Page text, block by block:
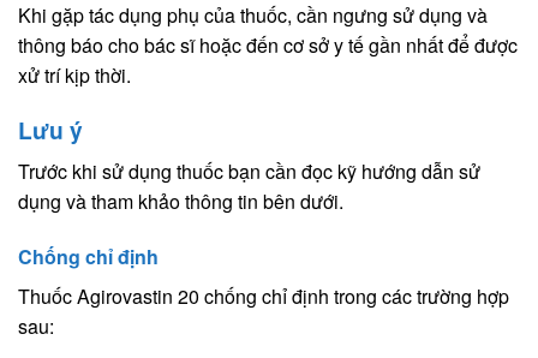
Khi gặp tác dụng phụ của thuốc, cần ngưng sử dụng và
thông báo cho bác sĩ hoặc đến cơ sở y tế gần nhất để được
xử trí kịp thời.
Lưu ý
Trước khi sử dụng thuốc bạn cần đọc kỹ hướng dẫn sử
dụng và tham khảo thông tin bên dưới.
Chống chỉ định
Thuốc Agirovastin 20 chống chỉ định trong các trường hợp
sau: